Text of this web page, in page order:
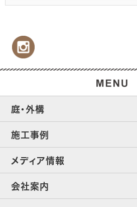
庭・外構
施工事例
メディア情報
会社案内